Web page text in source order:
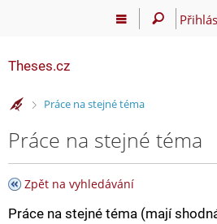
Theses.cz
>Práce na stejné téma
Práce na stejné téma
Zpět na vyhledávání
Práce na stejné téma (mají